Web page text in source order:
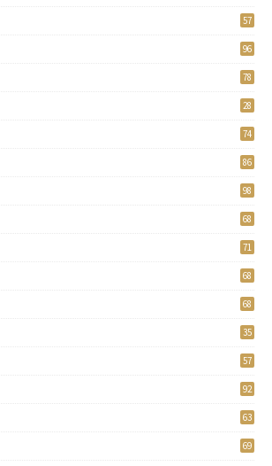
57
96
78
28
74
86
98
68
71
68
68
35
57
92
63
69